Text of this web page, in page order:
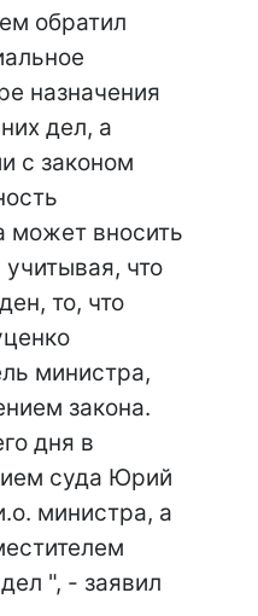
обратил
назначения
дел, а
с законом
может вносить
что
то, что
министра,
закона.
дня в
суда Юрий
министра, а
", - заявил